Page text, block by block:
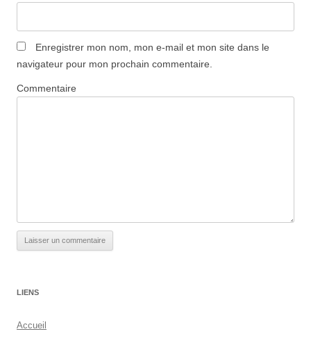
Enregistrer mon nom, mon e-mail et mon site dans le
navigateur pour mon prochain commentaire.
Commentaire
LIENS
Accueil